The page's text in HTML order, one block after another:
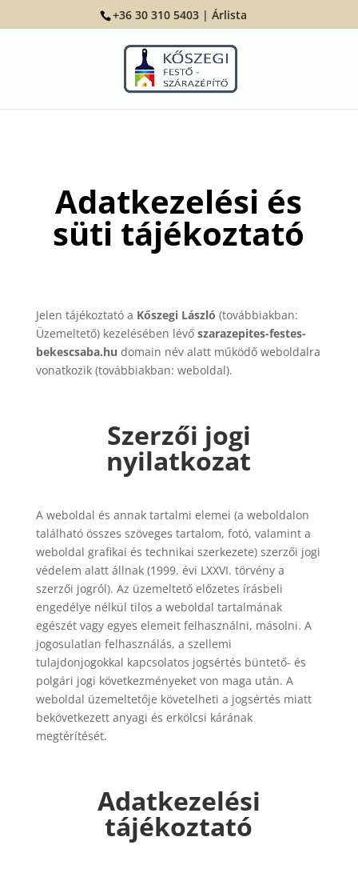
+36 30 310 5403 |Árlista
Adatkezelési és
süti tájékoztató
Jelen tájékoztató a Kőszegi László (továbbiakban:
Üzemeltető) kezelésében lévő szarazepites-festes-
bekescsaba.hu domain név alatt működő weboldalra
vonatkozik (továbbiakban: weboldal).
Szerzői jogi
nyilatkozat
A weboldal és annak tartalmi elemei (a weboldalon
található összes szöveges tartalom, fotó, valamint a
weboldal grafikai és technikai szerkezete) szerzői jogi
védelem alatt állnak (1999. évi LXXVI. törvény a
szerzői jogról). Az üzemeltető előzetes írásbeli
engedélye nélkül tilos a weboldal tartalmának
egészét vagy egyes elemeit felhasználni, másolni. A
jogosulatlan felhasználás, a szellemi
tulajdonjogokkal kapcsolatos jogsértés büntető- és
polgári jogi következményeket von maga után. A
weboldal üzemeltetője követelheti a jogsértés miatt
bekövetkezett anyagi és erkölcsi kárának
megtérítését.
Adatkezelési
tájékoztató